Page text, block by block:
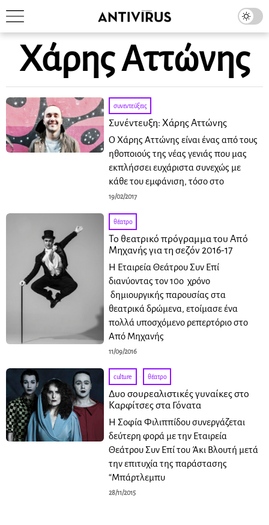
Χάρης Αττώνης
συνεντεύξεις
Συνέντευξη: Χάρης Αττώνης
Ο Χάρης Αττώνης είναι ένας από τους
ηθοποιούς της νέας γενιάς που μας
εκπλήσσει ευχάριστα συνεχώς με
κάθε του εμφάνιση, τόσο στο
19/02/2017
θέατρο
Το θεατρικό πρόγραμμα του Από
Μηχανής για τη σεζόν 2016-17
Η Εταιρεία Θεάτρου Συν Επί
διανύοντας τον 10ο χρόνο
δημιουργικής παρουσίας στα
θεατρικά δρώμενα, ετοίμασε ένα
πολλά υποσχόμενο ρεπερτόριο στο
Από Μηχανής
11/09/2016
culture · θέατρο
Δυο σουρεαλιστικές γυναίκες στο
Καρφίτσες στα Γόνατα
Η Σοφία Φιλιππίδου συνεργάζεται
δεύτερη φορά με την Εταιρεία
Θεάτρου Συν Επί του Άκι Βλουτή μετά
την επιτυχία της παράστασης
“Μπάρτλεμπυ
28/11/2015